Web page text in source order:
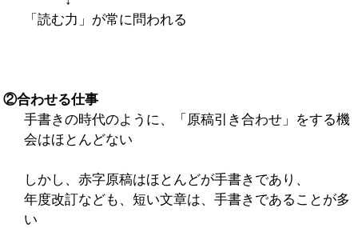
「読む力」が常に問われる
②合わせる仕事
手書きの時代のように、「原稿引き合わせ」をする機
会はほとんどない
しかし、赤字原稿はほとんどが手書きであり、
年度改訂なども、短い文章は、手書きであることが多
い